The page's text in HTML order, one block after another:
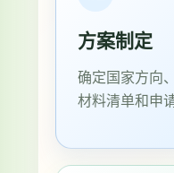
方案制定
确定国家方向
材料清单和申